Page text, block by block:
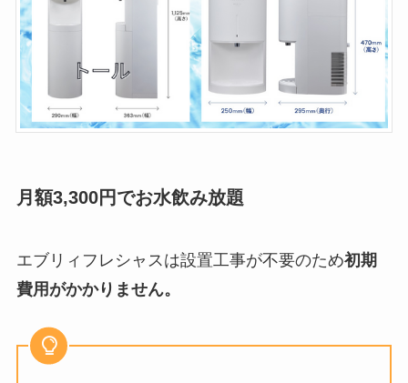
月額3,300円でお水飲み放題
エブリィフレシャスは設置工事が不要のため初期
費用がかかりません。